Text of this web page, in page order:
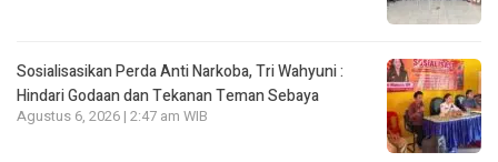
Sosialisasikan Perda Anti Narkoba, Tri Wahyuni :
Hindari Godaan dan Tekanan Teman Sebaya
Agustus 6, 2026 | 2:47 am WIB